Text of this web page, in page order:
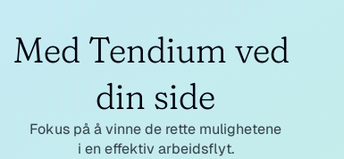
Med Tendium ved
din side
Fokus på å vinne de rette mulighetene
i en effektiv arbeidsflyt.